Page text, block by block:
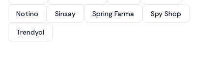
Notino Sinsay Spring Farma Spy Shop
Trendyol